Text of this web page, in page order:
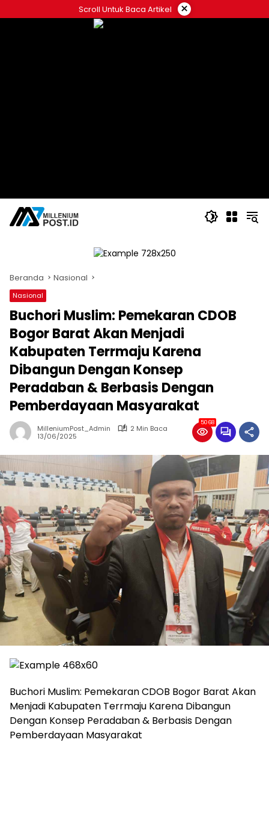
ke
Scroll Untuk Baca Artikel ×
Beranda Nasional
Nasional
Buchori Muslim: Pemekaran CDOB
Bogor Barat Akan Menjadi
Kabupaten Terrmaju Karena
Dibangun Dengan Konsep
Peradaban & Berbasis Dengan
Pemberdayaan Masyarakat
MilleniumPost_Admin
2 Min Baca
13/06/2025
5068
Buchori Muslim: Pemekaran CDOB Bogor Barat Akan
Menjadi Kabupaten Terrmaju Karena Dibangun
Dengan Konsep Peradaban & Berbasis Dengan
Pemberdayaan Masyarakat